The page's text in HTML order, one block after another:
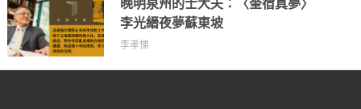
晚明泉州的士大夫：〈奎宿真夢〉
李光縉夜夢蘇東坡
李孝悌